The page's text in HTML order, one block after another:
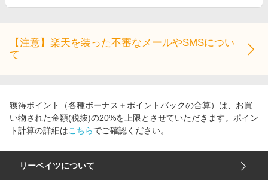
【注意】楽天を装った不審なメールやSMSについ
て
獲得ポイント（各種ボーナス＋ポイントバックの合算）は、お買
い物された金額(税抜)の20%を上限とさせていただきます。ポイン
ト計算の詳細はこちらでご確認ください。
リーベイツについて